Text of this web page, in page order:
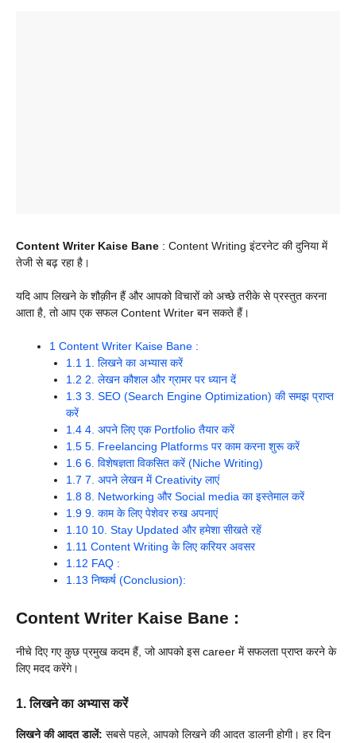
Content Writer Kaise Bane : Content Writing इंटरनेट की दुनिया में
तेजी से बढ़ रहा है।
यदि आप लिखने के शौक़ीन हैं और आपको विचारों को अच्छे तरीके से प्रस्तुत करना
आता है, तो आप एक सफल Content Writer बन सकते हैं।
1 Content Writer Kaise Bane :
1.1 1. लिखने का अभ्यास करें
1.2 2. लेखन कौशल और ग्रामर पर ध्यान दें
1.3 3. SEO (Search Engine Optimization) की समझ प्राप्त
करें
1.4 4. अपने लिए एक Portfolio तैयार करें
1.5 5. Freelancing Platforms पर काम करना शुरू करें
1.6 6. विशेषज्ञता विकसित करें (Niche Writing)
1.7 7. अपने लेखन में Creativity लाएं
1.8 8. Networking और Social media का इस्तेमाल करें
1.9 9. काम के लिए पेशेवर रुख अपनाएं
1.10 10. Stay Updated और हमेशा सीखते रहें
1.11 Content Writing के लिए करियर अवसर
1.12 FAQ :
1.13 निष्कर्ष (Conclusion):
Content Writer Kaise Bane :
नीचे दिए गए कुछ प्रमुख कदम हैं, जो आपको इस career में सफलता प्राप्त करने के
लिए मदद करेंगे।
1. लिखने का अभ्यास करें
लिखने की आदत डालें: सबसे पहले, आपको लिखने की आदत डालनी होगी। हर दिन